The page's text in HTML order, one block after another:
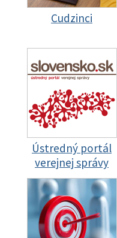
Cudzinci
Ústredný portál
verejnej správy